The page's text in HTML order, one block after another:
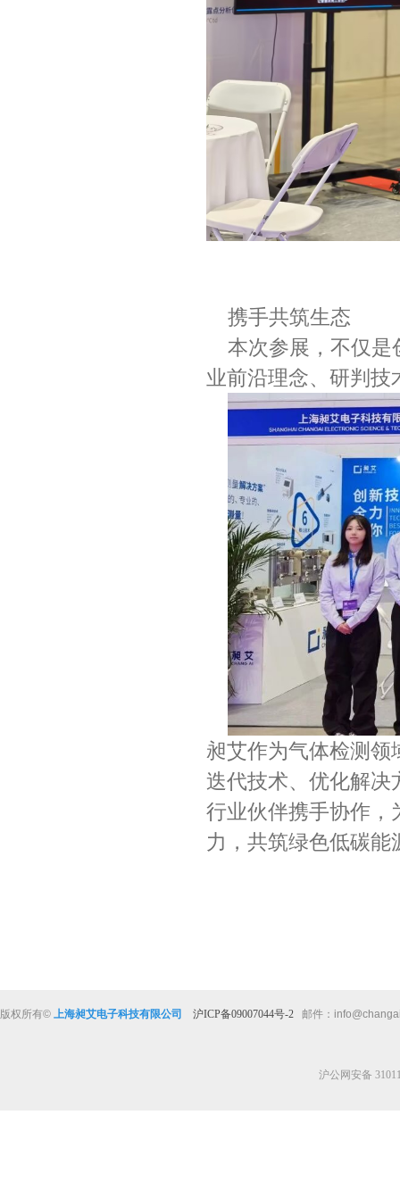
携手共筑生态
本次参展，不仅是
业前沿理念、研判技
昶艾作为气体检测领
迭代技术、优化解决
行业伙伴携手协作，
力，共筑绿色低碳能
版权所有© 上海昶艾电子科技有限公司 沪ICP备09007044号-2 邮件：
沪公网安备